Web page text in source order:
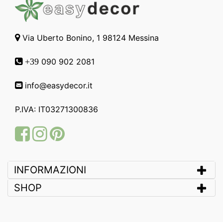
Via Uberto Bonino, 1 98124 Messina
+39 090 902 2081
info@easydecor.it
P.IVA: IT03271300836
FacebookInstagram
Pinterest
INFORMAZIONI
SHOP